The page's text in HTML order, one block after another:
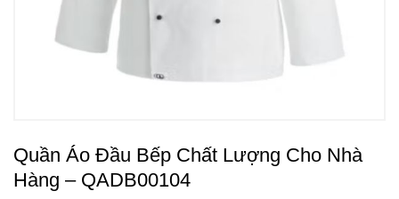
Quần Áo Đầu Bếp Chất Lượng Cho Nhà
Hàng – QADB00104